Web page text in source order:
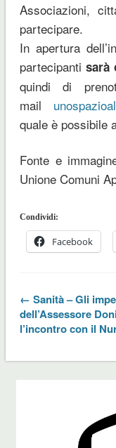
Associazioni,
partecipare.
In apertura
partecipanti sarà
quindi di
mail
quale è possibile
Fonte e
Unione Comuni
Condividi:
Facebook
← Sanità – Gli
dell’Assessore
l’incontro con il